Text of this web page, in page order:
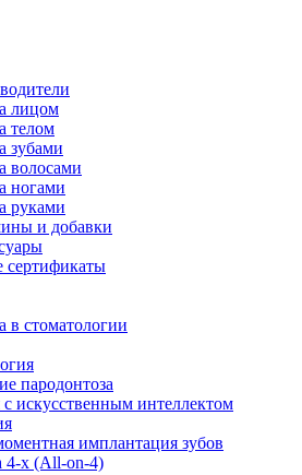
лицом
телом
зубами
волосами
ногами
руками
и добавки
сертификаты
в стоматологии
пародонтоза
искусственным интеллектом
имплантация зубов
4-х (All-on-4)